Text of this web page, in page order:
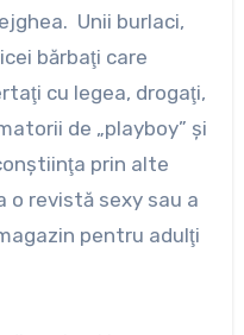
Unii burlaci,
bărbaţi care
cu legea, drogaţi,
de „playboy” şi
prin alte
o revistă sexy sau a
pentru adulţi